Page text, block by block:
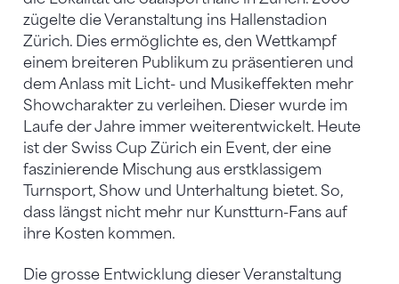
zügelte die Veranstaltung ins Hallenstadion
Zürich. Dies ermöglichte es, den Wettkampf
einem breiteren Publikum zu präsentieren und
dem Anlass mit Licht- und Musikeffekten mehr
Showcharakter zu verleihen. Dieser wurde im
Laufe der Jahre immer weiterentwickelt. Heute
ist der Swiss Cup Zürich ein Event, der eine
faszinierende Mischung aus erstklassigem
Turnsport, Show und Unterhaltung bietet. So,
dass längst nicht mehr nur Kunstturn-Fans auf
ihre Kosten kommen.
Die grosse Entwicklung dieser Veranstaltung